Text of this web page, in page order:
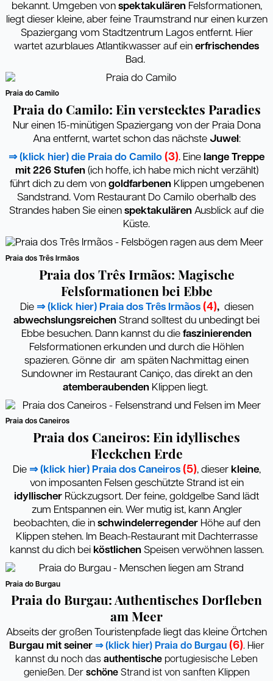
bekannt. Umgeben von spektakulärenFelsformationen,
liegt dieser kleine, aber feine Traumstrand nur einen kurzen
Spaziergang vom Stadtzentrum Lagos entfernt. Hier
wartet azurblaues Atlantikwasser auf ein erfrischendes
Bad.
Praia do Camilo
Praia do Camilo: Ein verstecktes Paradies
Nur einen 15-minütigen Spaziergang von der Praia Dona
Ana entfernt, wartet schon das nächste Juwel :
⇒ (klick hier) die Praia do Camilo (3). Eine lange Treppe
mit 226 Stufen(ich hoffe, ich habe mich nicht verzählt)
führt dich zu dem von goldfarbenenKlippen umgebenen
Sandstrand. Vom Restaurant Do Camilo oberhalb des
Strandes haben Sie einen spektakulären Ausblick auf die
Küste.
Praia dos Três Irmãos
Praia dos Três Irmãos: Magische
Felsformationen bei Ebbe
Die ⇒ (klick hier) Praia dos Três Irmãos (4), diesen
abwechslungsreichen Strand solltest du unbedingt bei
Ebbe besuchen. Dann kannst du die faszinierenden
Felsformationen erkunden und durch die Höhlen
spazieren. Gönne dir am späten Nachmittag einen
Sundowner im Restaurant Caniço, das direkt an den
atemberaubenden Klippen liegt.
Praia dos Caneiros
Praia dos Caneiros: Ein idyllisches
Fleckchen Erde
Die ⇒ (klick hier) Praia dos Caneiros (5), dieser kleine,
von imposanten Felsen geschützte Strand ist ein
idyllischer Rückzugsort. Der feine, goldgelbe Sand lädt
zum Entspannen ein. Wer mutig ist, kann Angler
beobachten, die in schwindelerregenderHöhe auf den
Klippen stehen. Im Beach-Restaurant mit Dachterrasse
kannst du dich bei köstlichenSpeisen verwöhnen lassen.
Praia do Burgau
Praia do Burgau: Authentisches Dorfleben
am Meer
Abseits der großen Touristenpfade liegt das kleine Örtchen
Burgau mit seiner ⇒ (klick hier) Praia do Burgau (6). Hier
kannst du noch das authentische portugiesische Leben
genießen. Der schöneStrand ist von sanften Klippen